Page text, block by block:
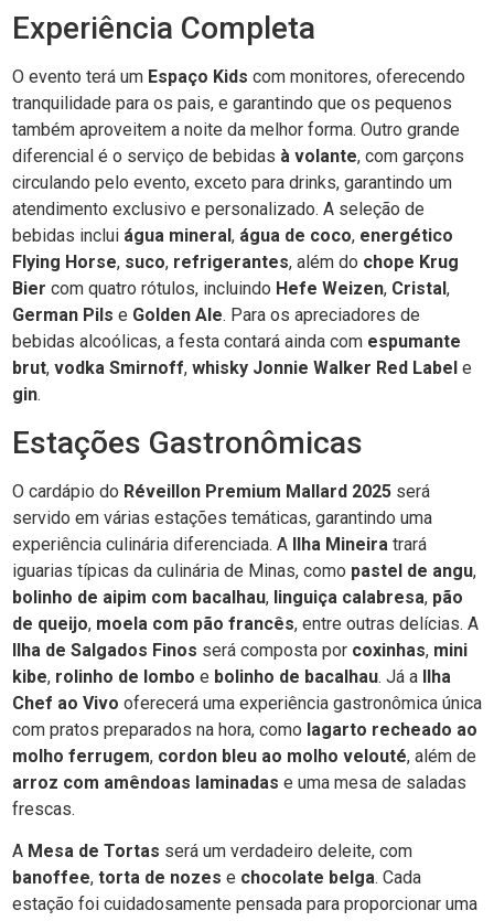
Experiência Completa
O evento terá um Espaço Kids com monitores, oferecendo
tranquilidade para os pais, e garantindo que os pequenos
também aproveitem a noite da melhor forma. Outro grande
diferencial é o serviço de bebidas à volante, com garçons
circulando pelo evento, exceto para drinks, garantindo um
atendimento exclusivo e personalizado. A seleção de
bebidas inclui água mineral , água de coco, energético
Flying Horse, suco, refrigerantes, além do chope Krug
Bier com quatro rótulos, incluindo Hefe Weizen, Cristal ,
German Pils e Golden Ale. Para os apreciadores de
bebidas alcoólicas, a festa contará ainda com espumante
brut, vodka Smirnoff, whisky Jonnie Walker Red Label e
gin.
Estações Gastronômicas
O cardápio do Réveillon Premium Mallard 2025 será
servido em várias estações temáticas, garantindo uma
experiência culinária diferenciada. A Ilha Mineira trará
iguarias típicas da culinária de Minas, como pastel de angu,
bolinho de aipim com bacalhau, linguiça calabresa, pão
de queijo, moela com pão francês, entre outras delícias. A
Ilha de Salgados Finos será composta por coxinhas, mini
kibe, rolinho de lombo e bolinho de bacalhau. Já a Ilha
Chef ao Vivo oferecerá uma experiência gastronômica única
com pratos preparados na hora, como lagarto recheado ao
molho ferrugem, cordon bleu ao molho velouté, além de
arroz com amêndoas laminadas e uma mesa de saladas
frescas.
A Mesa de Tortas será um verdadeiro deleite, com
banoffee, torta de nozes e chocolate belga. Cada
estação foi cuidadosamente pensada para proporcionar uma